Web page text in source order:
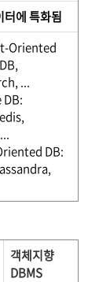
터에 특화됨
Oriented
...
DB:
DB:
객체지향
DBMS